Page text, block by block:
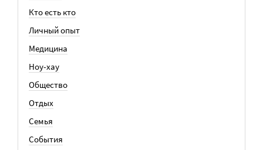
Кто есть кто
Личный опыт
Медицина
Ноу-хау
Общество
Отдых
Семья
События